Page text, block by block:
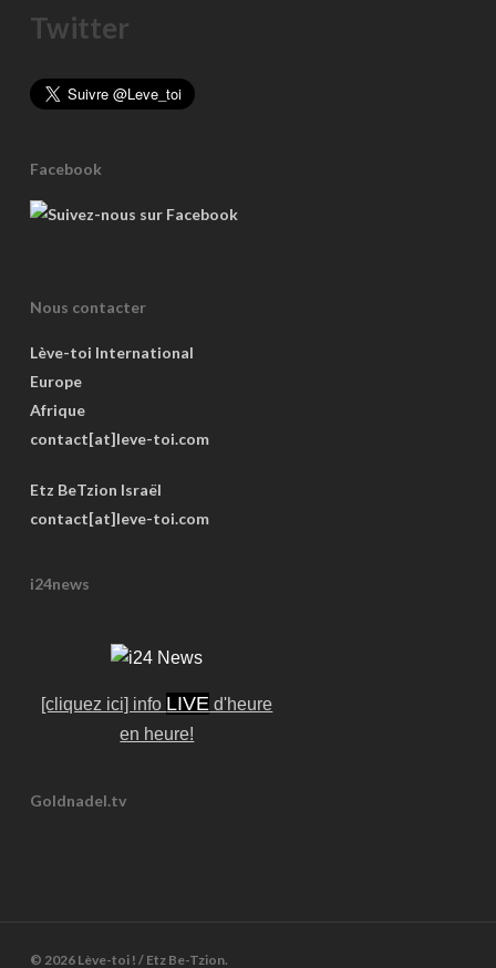
Twitter
Facebook
Nous contacter
Lève-toi International
Europe
Afrique
contact[at]leve-toi.com
Etz BeTzion Israël
contact[at]leve-toi.com
i24news
[cliquez ici] info LIVE d'heure
en heure!
Goldnadel.tv
© 2026 Lève-toi ! / Etz Be-Tzion.